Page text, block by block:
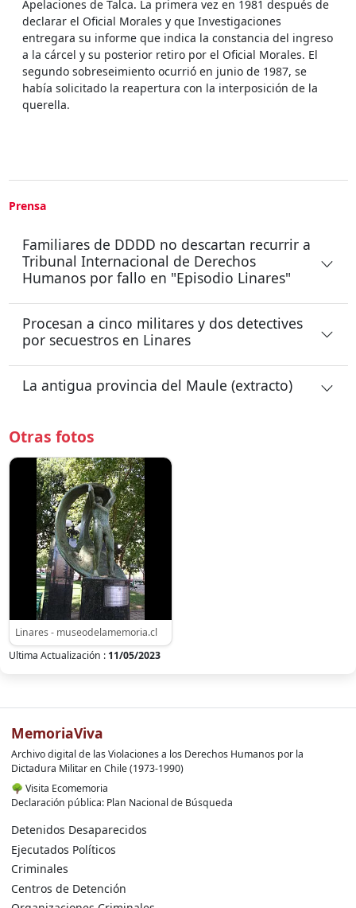
Apelaciones de Talca. La primera vez en 1981 después de
declarar el Oficial Morales y que Investigaciones
entregara su informe que indica la constancia del ingreso
a la cárcel y su posterior retiro por el Oficial Morales. El
segundo sobreseimiento ocurrió en junio de 1987, se
había solicitado la reapertura con la interposición de la
querella.
Prensa
Familiares de DDDD no descartan recurrir a
Tribunal Internacional de Derechos
Humanos por fallo en "Episodio Linares"
Procesan a cinco militares y dos detectives
por secuestros en Linares
La antigua provincia del Maule (extracto)
Otras fotos
Linares - museodelamemoria.cl
Ultima Actualización : 11/05/2023
MemoriaViva
Archivo digital de las Violaciones a los Derechos Humanos por la
Dictadura Militar en Chile (1973-1990)
🌳 Visita Ecomemoria
Declaración pública: Plan Nacional de Búsqueda
Detenidos Desaparecidos
Ejecutados Políticos
Criminales
Centros de Detención